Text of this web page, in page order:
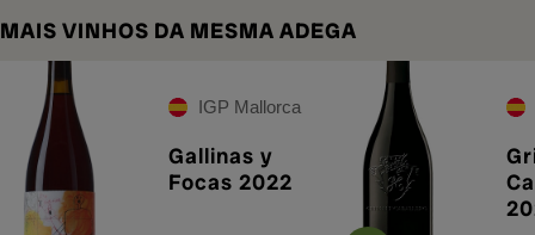
MAIS VINHOS DA MESMA ADEGA
IGP Mallorca
Gallinas y
Focas 2022